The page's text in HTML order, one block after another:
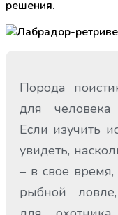
решения.
Порода
для человека
Если изучить
увидеть,
– в свое
рыбной